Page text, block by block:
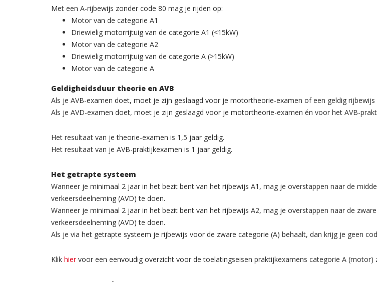
Met een A-rijbewijs zonder code 80 mag je rijden op:
Motor van de categorie A1
Driewielig motorrijtuig van de categorie A1 (<15kW)
Motor van de categorie A2
Driewielig motorrijtuig van de categorie A (>15kW)
Motor van de categorie A
Geldigheidsduur theorie en AVB
Als je AVB-examen doet, moet je zijn geslaagd voor je motortheorie-examen of een geldig rijbewijs
Als je AVD-examen doet, moet je zijn geslaagd voor je motortheorie-examen én voor het AVB-
Het resultaat van je theorie-examen is 1,5 jaar geldig.
Het resultaat van je AVB-praktijkexamen is 1 jaar geldig.
Het getrapte systeem
Wanneer je minimaal 2 jaar in het bezit bent van het rijbewijs A1, mag je overstappen naar de
verkeersdeelneming (AVD) te doen.
Wanneer je minimaal 2 jaar in het bezit bent van het rijbewijs A2, mag je overstappen naar de
verkeersdeelneming (AVD) te doen.
Als je via het getrapte systeem je rijbewijs voor de zware categorie (A) behaalt, dan krijg je geen
Klik hiervoor een eenvoudig overzicht voor de toelatingseisen praktijkexamens categorie A (motor)